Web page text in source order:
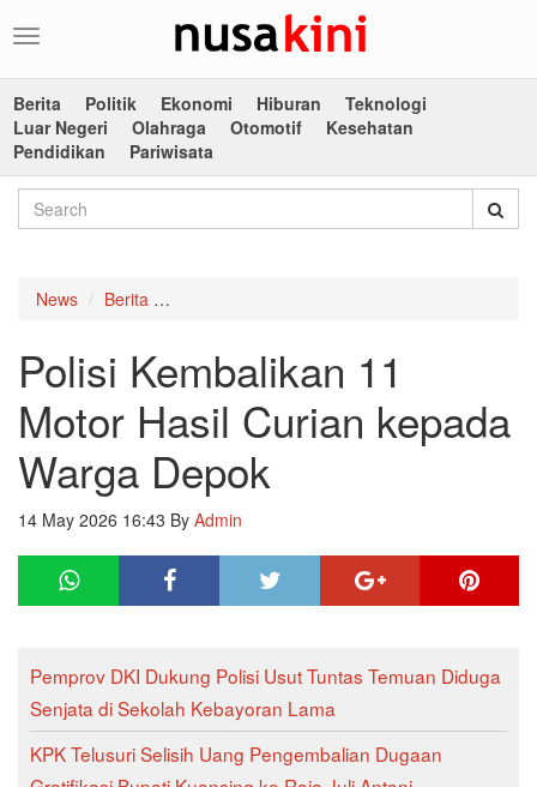
Toggle
Berita
Politik Ekonomi Hiburan
Teknologi
Luar Negeri
Olahraga Otomotif
Kesehatan
Pendidikan
Pariwisata
News Berita
Polisi Kembalikan 11
Motor Hasil Curian kepada
Warga Depok
14 May 2026 16:43 By Admin
Pemprov DKI Dukung Polisi Usut Tuntas Temuan Diduga
Senjata di Sekolah Kebayoran Lama
KPK Telusuri Selisih Uang Pengembalian Dugaan